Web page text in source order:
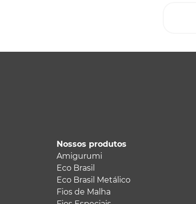
Nossos produtos
Amigurumi
Eco Brasil
Eco Brasil Metálico
Fios de Malha